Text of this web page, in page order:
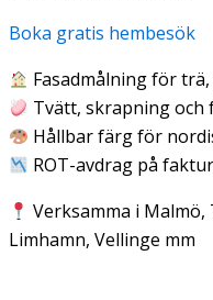
Boka gratis hembesök
Fasadmålning för
Tvätt, skrapning
Hållbar färg för
ROT-avdrag på
Verksamma i
Limhamn, Vellinge mm